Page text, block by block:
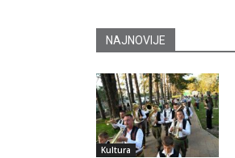
NAJNOVIJE
Kultura